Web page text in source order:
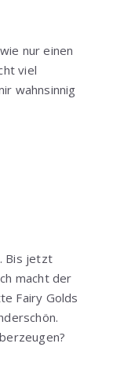
nur einen
viel
wahnsinnig
Bis jetzt
macht der
Fairy Golds